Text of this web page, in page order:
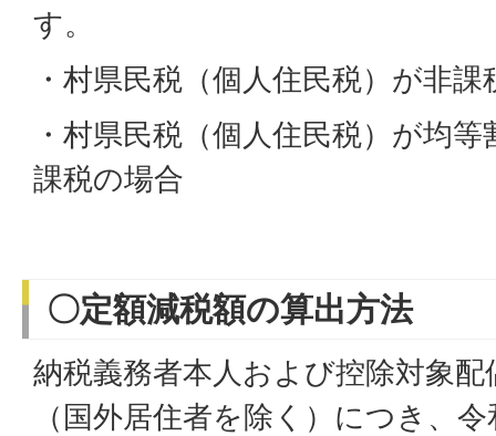
す。
・村県民税（個人住民税）が非課
・村県民税（個人住民税）が均
課税の場合
〇定額減税額の算出方法
納税義務者本人および控除対象配
（国外居住者を除く）につき、